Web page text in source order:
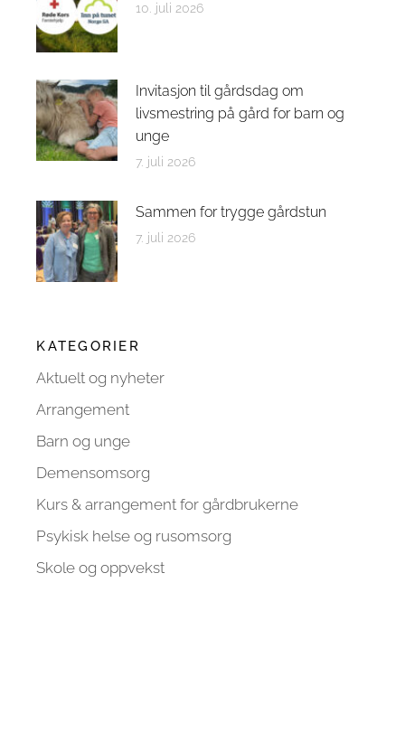
10. juli 2026
Invitasjon til gårdsdag om
livsmestring på gård for barn og
unge
7. juli 2026
Sammen for trygge gårdstun
7. juli 2026
KATEGORIER
Aktuelt og nyheter
Arrangement
Barn og unge
Demensomsorg
Kurs & arrangement for gårdbrukerne
Psykisk helse og rusomsorg
Skole og oppvekst